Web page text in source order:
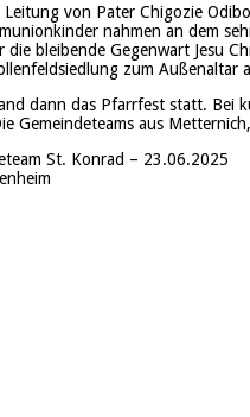
von Pater Chigozie
nahmen an dem
die bleibende Gegenwart Jesu
zum
dann das Pfarrfest statt. Bei
Gemeindeteams aus
St. Konrad – 23.06.2025